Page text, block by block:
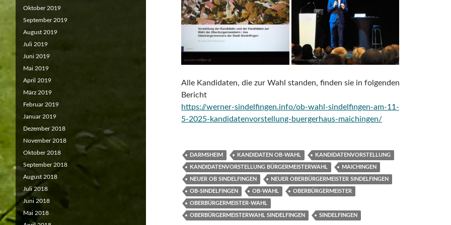
Alle Kandidaten, die zur Wahl standen, finden sie in folgenden
Bericht
https://werner-sindelfingen.info/ob-wahl-sindelfingen-am-11-
5-2025-kandidatenvorstellung-buergerhaus-maichingen/
DARMSHEIM KANDIDATEN OB-WAHL KANDIDATENVORSTELLUNG
KANDIDATENVORSTELLUNG BÜRGERMEISTERWAHL MAICHINGEN
NEUER OB SINDELFINGEN NEUER OBERBÜRGERMEISTER SINDELFINGEN
OB-SINDELFINGEN OB-WAHL OBERBÜRGERMEISTER
OBERBÜRGERMEISTER-WAHL
OBERBÜRGERMEISTERWAHL SINDELFINGEN SINDELFINGEN
Oktober 2019
September 2019
August 2019
Juli 2019
Juni 2019
Mai 2019
April 2019
März 2019
Februar 2019
Januar 2019
Dezember 2018
November 2018
Oktober 2018
September 2018
August 2018
Juli 2018
Juni 2018
Mai 2018